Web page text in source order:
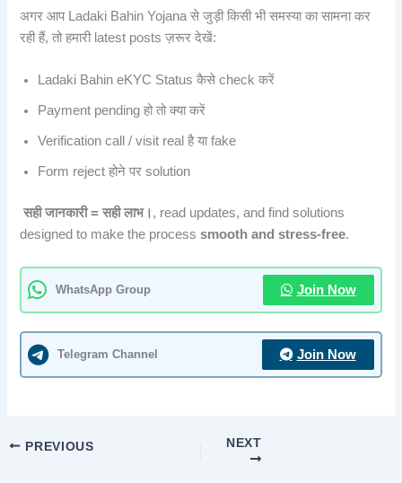
अगर आप Ladaki Bahin Yojana से जुड़ी किसी भी समस्या का सामना कर
रही हैं, तो हमारी latest posts ज़रूर देखें:
Ladaki Bahin eKYC Status कैसे check करें
Payment pending हो तो क्या करें
Verification call / visit real है या fake
Form reject होने पर solution
सही जानकारी = सही लाभ। , read updates, and find solutions
designed to make the processsmooth and stress-free.
WhatsApp Group Join Now
Telegram Channel Join Now
PREVIOUS NEXT